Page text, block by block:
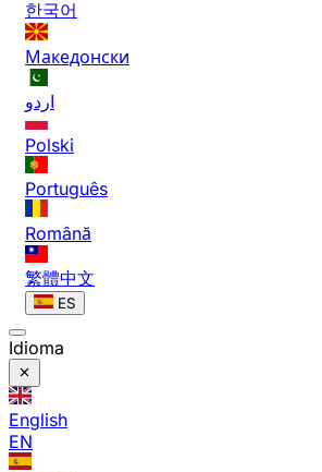
한국어
Македонски
اردو
Polski
Português
Română
繁體中文
ES
Idioma
English
EN